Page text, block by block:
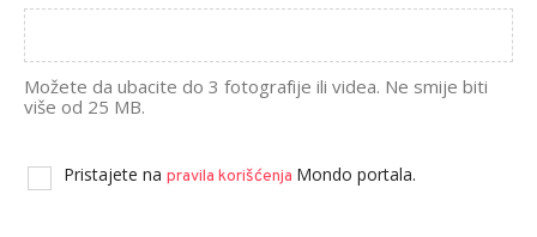
Možete da ubacite do 3 fotografije ili videa. Ne smije biti
više od 25 MB.
Pristajete na pravila korišćenja Mondo portala.